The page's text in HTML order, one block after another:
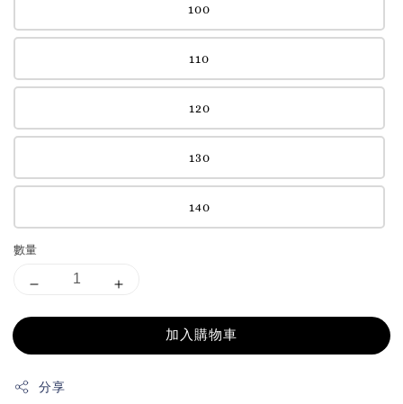
100
110
120
130
140
數量
加入購物車
分享